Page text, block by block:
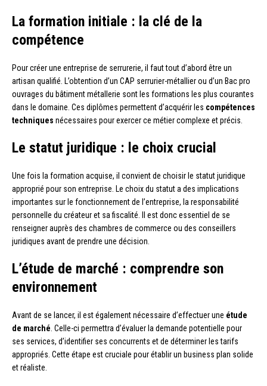
La formation initiale : la clé de la
compétence
Pour créer une entreprise de serrurerie, il faut tout d’abord être un
artisan qualifié. L’obtention d’un CAP serrurier-métallier ou d’un Bac pro
ouvrages du bâtiment métallerie sont les formations les plus courantes
dans le domaine. Ces diplômes permettent d’acquérir les compétences
techniques nécessaires pour exercer ce métier complexe et précis.
Le statut juridique : le choix crucial
Une fois la formation acquise, il convient de choisir le statut juridique
approprié pour son entreprise. Le choix du statut a des implications
importantes sur le fonctionnement de l’entreprise, la responsabilité
personnelle du créateur et sa fiscalité. Il est donc essentiel de se
renseigner auprès des chambres de commerce ou des conseillers
juridiques avant de prendre une décision.
L’étude de marché : comprendre son
environnement
Avant de se lancer, il est également nécessaire d’effectuer une étude
de marché. Celle-ci permettra d’évaluer la demande potentielle pour
ses services, d’identifier ses concurrents et de déterminer les tarifs
appropriés. Cette étape est cruciale pour établir un business plan solide
et réaliste.